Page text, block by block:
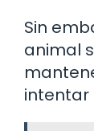
Sin
animal
intentar